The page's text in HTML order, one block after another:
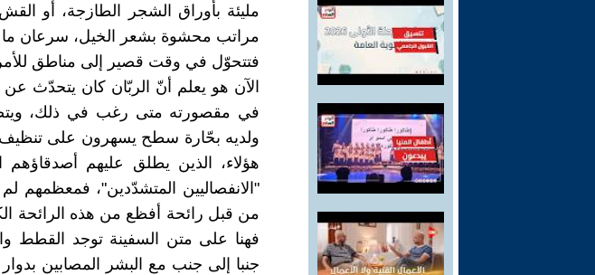
مليئة بأوراق الشجر الطازجة، أو
مراتب محشوة بشعر الخيل، سرعان ما
فتتحوّل في وقت قصير إلى مناطق
الآن هو يعلم أنّ الربّان كان يتحدّث
في مقصورته متى رغب في ذلك،
ولديه بحّارة سطح يسهرون على تنظيف
هؤلاء، الذين يطلق عليهم أصدقاؤهم
"الانفصاليين المتشدّدين"، فمعظمهم
من قبل رائحة أفظع من هذه الرائحة
فهنا على متن السفينة توجد القطط
جنبا إلى جنب مع البشر المصابين